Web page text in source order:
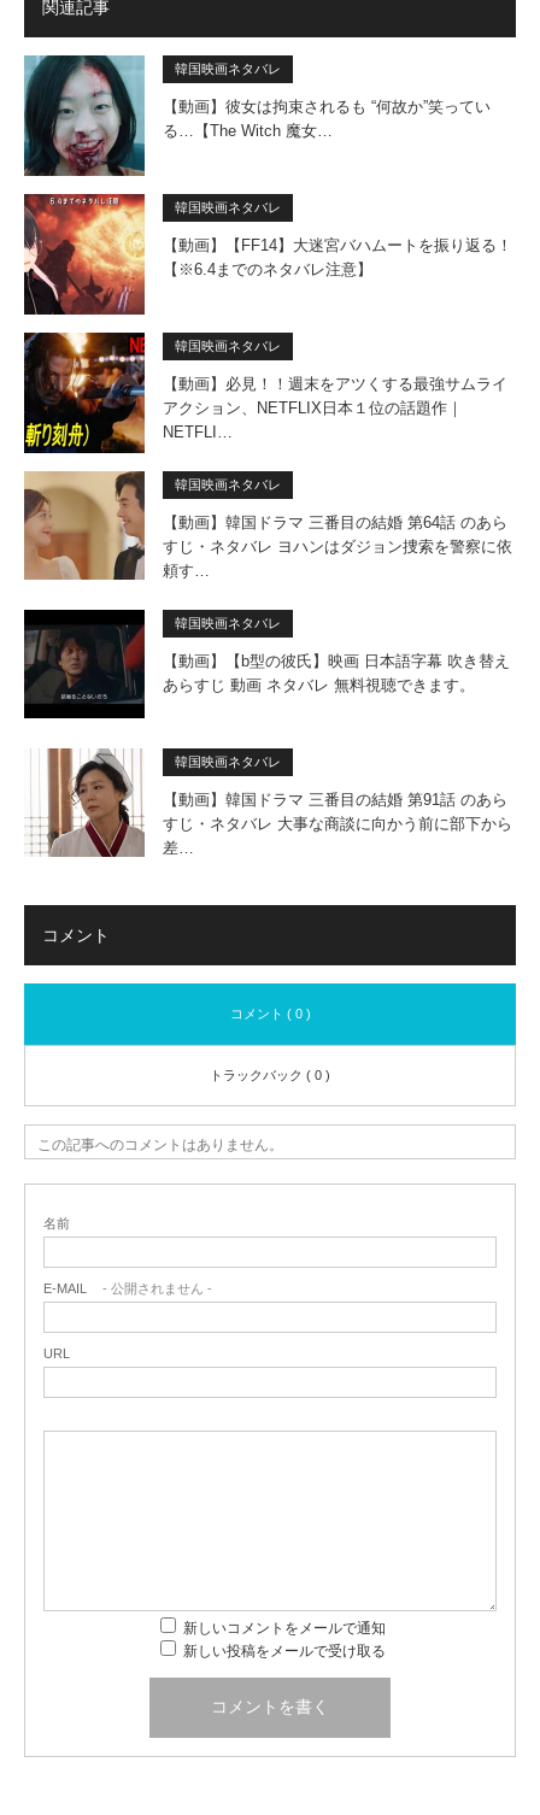
関連記事
韓国映画ネタバレ
【動画】彼女は拘束されるも “何故か”笑ってい
る…【The Witch 魔女…
韓国映画ネタバレ
【動画】【FF14】大迷宮バハムートを振り返る！
【※6.4までのネタバレ注意】
韓国映画ネタバレ
【動画】必見！！週末をアツくする最強サムライ
アクション、NETFLIX日本１位の話題作｜
NETFLI…
韓国映画ネタバレ
【動画】韓国ドラマ 三番目の結婚 第64話 のあら
すじ・ネタバレ ヨハンはダジョン捜索を警察に依
頼す…
韓国映画ネタバレ
【動画】【b型の彼氏】映画 日本語字幕 吹き替え
あらすじ 動画 ネタバレ 無料視聴できます。
韓国映画ネタバレ
【動画】韓国ドラマ 三番目の結婚 第91話 のあら
すじ・ネタバレ 大事な商談に向かう前に部下から
差…
コメント
コメント ( 0 )
トラックバック ( 0 )
この記事へのコメントはありません。
名前
E-MAIL - 公開されません -
URL
新しいコメントをメールで通知
新しい投稿をメールで受け取る